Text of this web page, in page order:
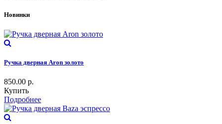
Новинки
Ручка дверная Aron золото
850.00 р.
Купить
Подробнее